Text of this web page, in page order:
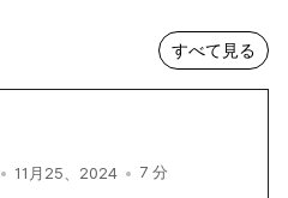
すべて見る
• 11月25、2024 • 7 分